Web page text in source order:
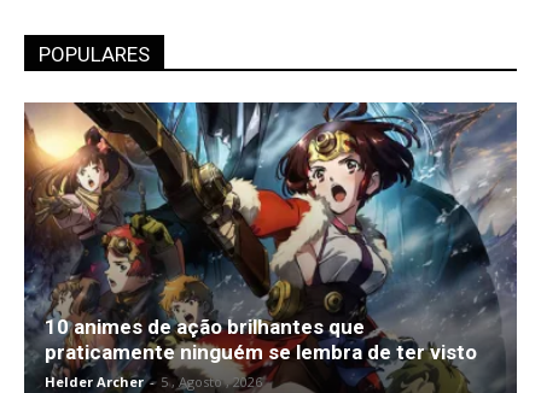
POPULARES
10 animes de ação brilhantes que
praticamente ninguém se lembra de ter visto
Helder Archer - 5 , Agosto , 2026